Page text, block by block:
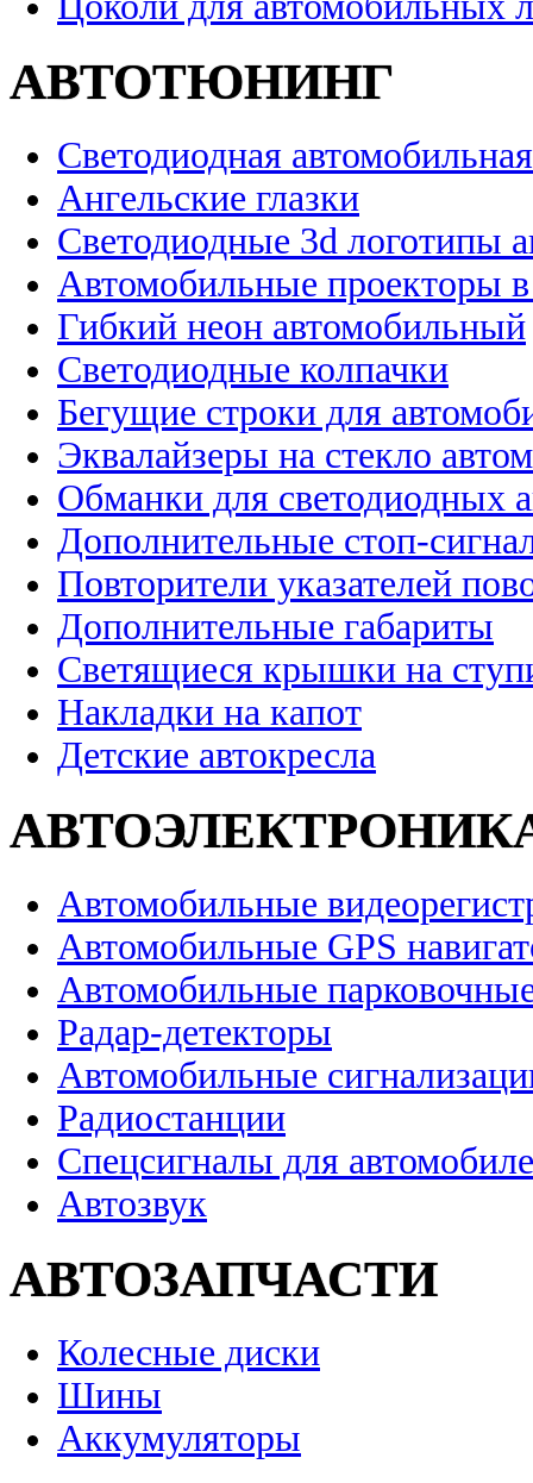
АВТОТЮНИНГ
Светодиодная
Ангельские глазки
Светодиодные 3d логотипы
Автомобильные проекторы
Гибкий неон автомобильный
Светодиодные колпачки
Бегущие строки для
Эквалайзеры на стекло
Обманки для светодиодных
Дополнительные стоп-
Повторители указателей
Дополнительные габариты
Светящиеся крышки на
Накладки на капот
Детские автокресла
Автомобильные
Автомобильные GPS
Автомобильные
Радар-детекторы
Автомобильные
Радиостанции
Спецсигналы для
Автозвук
АВТОЗАПЧАСТИ
Колесные диски
Шины
Аккумуляторы